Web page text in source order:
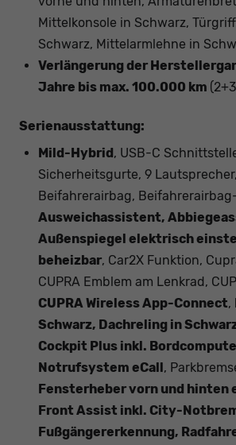
Mittelkonsole in Schwarz,
Schwarz, Mittelarmlehne in
Verlängerung der
Jahre bis max. 100.000 km
Serienausstattung:
Mild-Hybrid , USB-C
Sicherheitsgurte, 9
Beifahrerairbag,
Ausweichassistent,
Außenspiegel elektrisch
beheizbar, Car2X Funktion,
CUPRA Emblem am Lenkrad,
CUPRA Wireless App-Connect,
Schwarz, Dachreling in
Cockpit Plus inkl.
Notrufsystem eCall ,
Fensterheber vorn und hinten
Front Assist inkl. City-
Fußgängererkennung,